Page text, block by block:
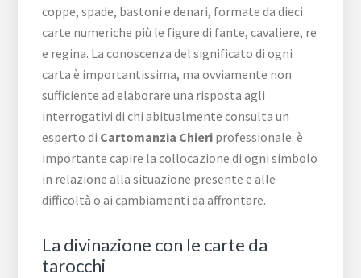
coppe, spade, bastoni e denari, formate da dieci
carte numeriche più le figure di fante, cavaliere, re
e regina. La conoscenza del significato di ogni
carta è importantissima, ma ovviamente non
sufficiente ad elaborare una risposta agli
interrogativi di chi abitualmente consulta un
esperto di Cartomanzia Chieri professionale: è
importante capire la collocazione di ogni simbolo
in relazione alla situazione presente e alle
difficoltà o ai cambiamenti da affrontare.
La divinazione con le carte da
tarocchi